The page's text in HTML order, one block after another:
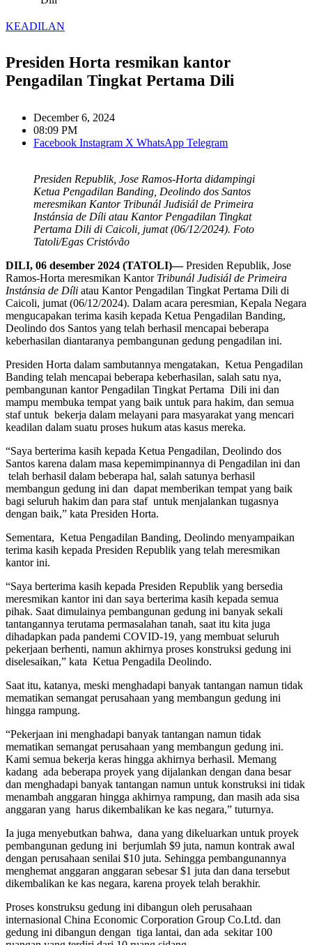
KEADILAN
Presiden Horta resmikan kantor
Pengadilan Tingkat Pertama Dili
December 6, 2024
08:09 PM
Facebook Instagram X WhatsApp Telegram
Presiden Republik, Jose Ramos-Horta didampingi
Ketua Pengadilan Banding, Deolindo dos Santos
meresmikan Kantor Tribunál Judisiál de Primeira
Instánsia de Díli atau Kantor Pengadilan Tingkat
Pertama Dili di Caicoli, jumat (06/12/2024). Foto
Tatoli/Egas Cristóvão
DILI, 06 desember 2024 (TATOLI)—Presiden Republik, Jose
Ramos-Horta meresmikan Kantor Tribunál Judisiál de Primeira
Instánsia de Díli atau Kantor Pengadilan Tingkat Pertama Dili di
Caicoli, jumat (06/12/2024). Dalam acara peresmian, Kepala Negara
mengucapakan terima kasih kepada Ketua Pengadilan Banding,
Deolindo dos Santos yang telah berhasil mencapai beberapa
keberhasilan diantaranya pembangunan gedung pengadilan ini.
Presiden Horta dalam sambutannya mengatakan, Ketua Pengadilan
Banding telah mencapai beberapa keberhasilan, salah satu nya,
pembangunan kantor Pengadilan Tingkat Pertama Dili ini dan
mampu membuka tempat yang baik untuk para hakim, dan semua
staf untuk bekerja dalam melayani para masyarakat yang mencari
keadilan dalam suatu proses hukum atas kasus mereka.
“Saya berterima kasih kepada Ketua Pengadilan, Deolindo dos
Santos karena dalam masa kepemimpinannya di Pengadilan ini dan
telah berhasil dalam beberapa hal, salah satunya berhasil
membangun gedung ini dan dapat memberikan tempat yang baik
bagi seluruh hakim dan para staf untuk menjalankan tugasnya
dengan baik,” kata Presiden Horta.
Sementara, Ketua Pengadilan Banding, Deolindo menyampaikan
terima kasih kepada Presiden Republik yang telah meresmikan
kantor ini.
“Saya berterima kasih kepada Presiden Republik yang bersedia
meresmikan kantor ini dan saya berterima kasih kepada semua
pihak. Saat dimulainya pembangunan gedung ini banyak sekali
tantangannya terutama permasalahan tanah, saat itu kita juga
dihadapkan pada pandemi COVID-19, yang membuat seluruh
pekerjaan berhenti, namun akhirnya proses konstruksi gedung ini
diselesaikan,” kata Ketua Pengadila Deolindo.
Saat itu, katanya, meski menghadapi banyak tantangan namun tidak
mematikan semangat perusahaan yang membangun gedung ini
hingga rampung.
“Pekerjaan ini menghadapi banyak tantangan namun tidak
mematikan semangat perusahaan yang membangun gedung ini.
Kami semua bekerja keras hingga akhirnya berhasil. Memang
kadang ada beberapa proyek yang dijalankan dengan dana besar
dan menghadapi banyak tantangan namun untuk konstruksi ini tidak
menambah anggaran hingga akhirnya rampung, dan masih ada sisa
anggaran yang harus dikembalikan ke kas negara,” tuturnya.
Ia juga menyebutkan bahwa, dana yang dikeluarkan untuk proyek
pembangunan gedung ini berjumlah $9 juta, namun kontrak awal
dengan perusahaan senilai $10 juta. Sehingga pembangunannya
menghemat anggaran anggaran sebesar $1 juta dan dana tersebut
dikembalikan ke kas negara, karena proyek telah berakhir.
Proses konstruksu gedung ini dibangun oleh perusahaan
internasional China Economic Corporation Group Co.Ltd. dan
gedung ini dibangun dengan tiga lantai, dan ada sekitar 100